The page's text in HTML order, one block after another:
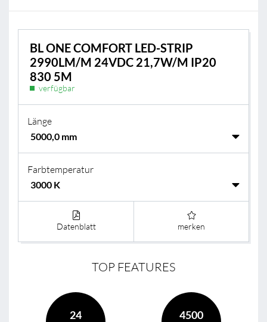
BL ONE COMFORT LED-STRIP
2990LM/M 24VDC 21,7W/M IP20
830 5M
verfügbar
Länge
Farbtemperatur
Datenblatt merken
TOP FEATURES
24 4500